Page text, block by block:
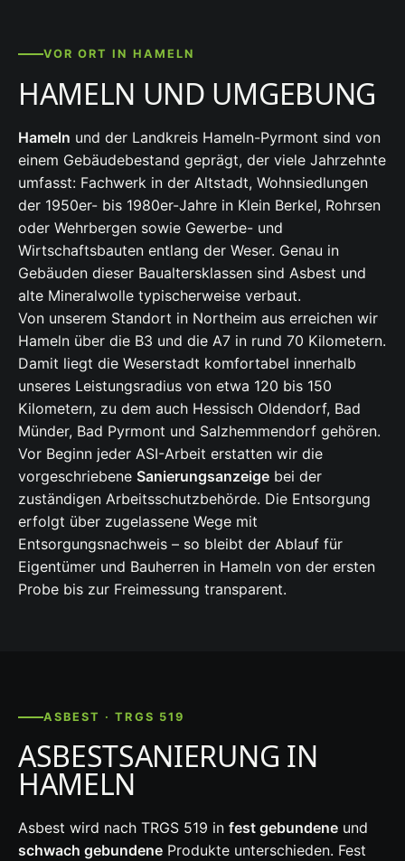
VOR ORT IN HAMELN
HAMELN UND UMGEBUNG
Hameln und der Landkreis Hameln-Pyrmont sind von
einem Gebäudebestand geprägt, der viele Jahrzehnte
umfasst: Fachwerk in der Altstadt, Wohnsiedlungen
der 1950er- bis 1980er-Jahre in Klein Berkel, Rohrsen
oder Wehrbergen sowie Gewerbe- und
Wirtschaftsbauten entlang der Weser. Genau in
Gebäuden dieser Baualtersklassen sind Asbest und
alte Mineralwolle typischerweise verbaut.
Von unserem Standort in Northeim aus erreichen wir
Hameln über die B3 und die A7 in rund 70 Kilometern.
Damit liegt die Weserstadt komfortabel innerhalb
unseres Leistungsradius von etwa 120 bis 150
Kilometern, zu dem auch Hessisch Oldendorf, Bad
Münder, Bad Pyrmont und Salzhemmendorf gehören.
Vor Beginn jeder ASI-Arbeit erstatten wir die
vorgeschriebene Sanierungsanzeige bei der
zuständigen Arbeitsschutzbehörde. Die Entsorgung
erfolgt über zugelassene Wege mit
Entsorgungsnachweis – so bleibt der Ablauf für
Eigentümer und Bauherren in Hameln von der ersten
Probe bis zur Freimessung transparent.
ASBEST · TRGS 519
ASBESTSANIERUNG IN
HAMELN
Asbest wird nach TRGS 519 in fest gebundene und
schwach gebundene Produkte unterschieden. Fest